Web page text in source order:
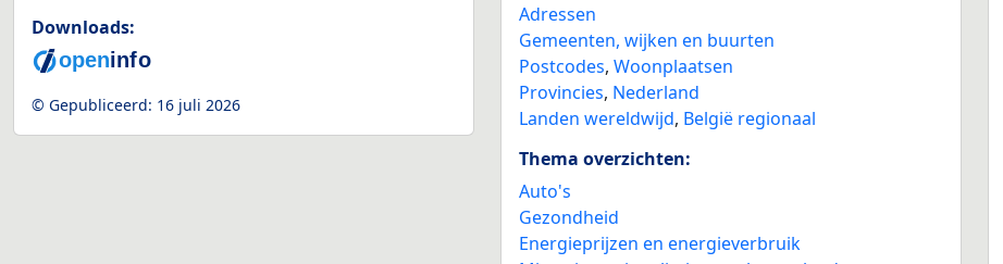
Downloads:
© Gepubliceerd: 16 juli 2026
Adressen
Gemeenten, wijken en buurten
Postcodes, Woonplaatsen
Provincies, Nederland
Landen wereldwijd, België regionaal
Thema overzichten:
Auto's
Gezondheid
Energieprijzen en energieverbruik